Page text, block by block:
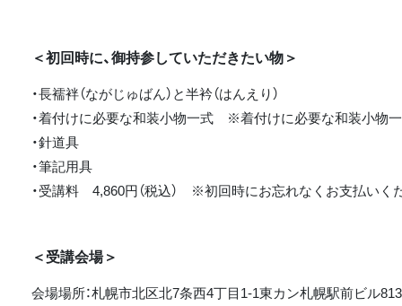
＜初回時に、御持参していただきたい物＞
・長襦袢（ながじゅばん）と半衿（はんえり）
・着付けに必要な和装小物一式 ※着付けに必要な和装小物
・針道具
・筆記用具
・受講料 4,860円（税込） ※初回時にお忘れなくお支払いく
＜受講会場＞
会場場所：札幌市北区北7条西4丁目1-1東カン札幌駅前ビル